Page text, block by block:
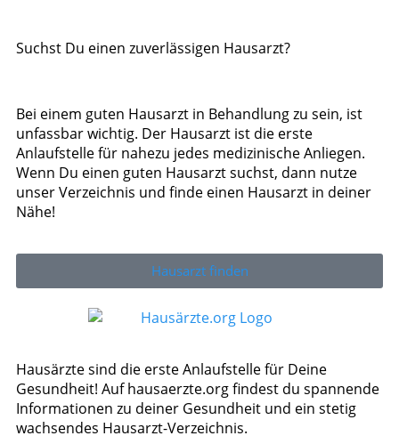
Suchst Du einen zuverlässigen Hausarzt?
Bei einem guten Hausarzt in Behandlung zu sein, ist
unfassbar wichtig. Der Hausarzt ist die erste
Anlaufstelle für nahezu jedes medizinische Anliegen.
Wenn Du einen guten Hausarzt suchst, dann nutze
unser Verzeichnis und finde einen Hausarzt in deiner
Nähe!
Hausarzt finden
Hausärzte sind die erste Anlaufstelle für Deine
Gesundheit! Auf hausaerzte.org findest du spannende
Informationen zu deiner Gesundheit und ein stetig
wachsendes Hausarzt-Verzeichnis.